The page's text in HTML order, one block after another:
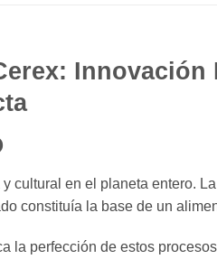
en el planeta entero.
constituía la base de un
la perfección de estos